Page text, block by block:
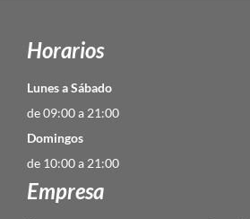
Horarios
Lunes a Sábado
de 09:00 a 21:00
Domingos
de 10:00 a 21:00
Empresa